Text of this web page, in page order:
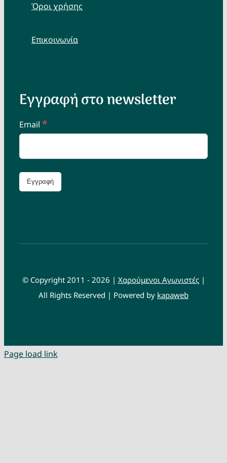
Όροι χρήσης
Επικοινωνία
Εγγραφή στο newsletter
Email *
© Copyright 2011 - 2026 | Χαρούμενοι Αγωνιστές|
All Rights Reserved | Powered by kapaweb
Page load link